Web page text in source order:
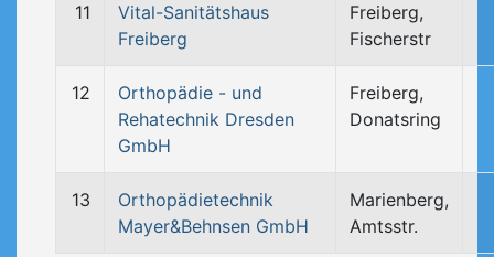
11
Vital-Sanitätshaus
Freiberg
Freiberg,
Fischerstr
12
Orthopädie - und
Rehatechnik Dresden
GmbH
Freiberg,
Donatsring
13
Orthopädietechnik
Mayer&Behnsen GmbH
Marienberg,
Amtsstr.